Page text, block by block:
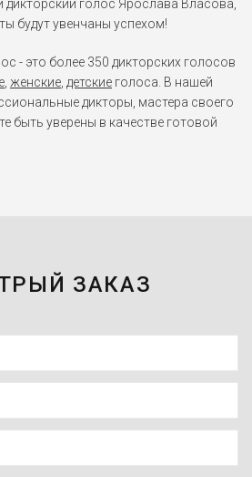
дикторский голос Ярослава Власова,
будут увенчаны успехом!
- это более 350 дикторских голосов
женские детские голоса. В нашей
дикторы, мастера своего
быть уверены в качестве готовой
ЗАКАЗ